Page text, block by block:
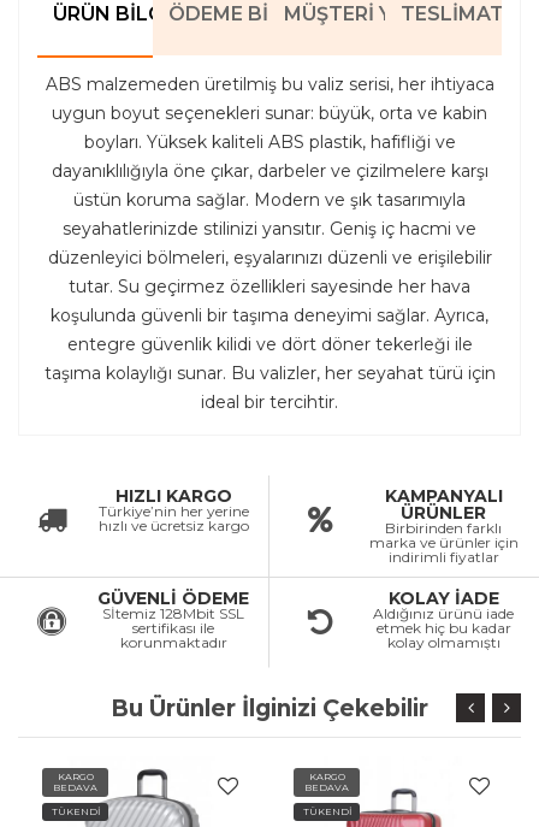
ÜRÜN BILGILERIÖDEME BILGILERIMÜŞTERI YORUMLARI
TESLIMAT
ABS malzemeden üretilmiş bu valiz serisi, her ihtiyaca
uygun boyut seçenekleri sunar: büyük, orta ve kabin
boyları. Yüksek kaliteli ABS plastik, hafifliği ve
dayanıklılığıyla öne çıkar, darbeler ve çizilmelere karşı
üstün koruma sağlar. Modern ve şık tasarımıyla
seyahatlerinizde stilinizi yansıtır. Geniş iç hacmi ve
düzenleyici bölmeleri, eşyalarınızı düzenli ve erişilebilir
tutar. Su geçirmez özellikleri sayesinde her hava
koşulunda güvenli bir taşıma deneyimi sağlar. Ayrıca,
entegre güvenlik kilidi ve dört döner tekerleği ile
taşıma kolaylığı sunar. Bu valizler, her seyahat türü için
ideal bir tercihtir.
HIZLI KARGO
Türkiye’nin her yerine
hızlı ve ücretsiz kargo
KAMPANYALI
ÜRÜNLER
Birbirinden farklı
marka ve ürünler için
indirimli fiyatlar
GÜVENLİ ÖDEME
Sİtemiz 128Mbit SSL
sertifikası ile
korunmaktadır
KOLAY İADE
Aldığınız ürünü iade
etmek hiç bu kadar
kolay olmamıştı
Bu Ürünler İlginizi Çekebilir
KARGO
TÜKENDİ
BEDAVA
TÜKENDİ